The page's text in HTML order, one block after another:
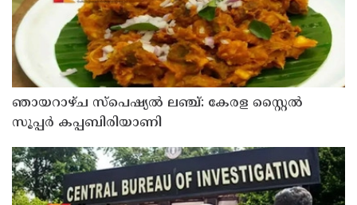
ഞായറാഴ്ച സ്പെഷ്യൽ ലഞ്ച്: കേരള സ്റ്റൈൽ
സൂപ്പർ കപ്പബിരിയാണി